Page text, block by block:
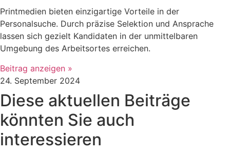
Printmedien bieten einzigartige Vorteile in der
Personalsuche. Durch präzise Selektion und Ansprache
lassen sich gezielt Kandidaten in der unmittelbaren
Umgebung des Arbeitsortes erreichen.
Beitrag anzeigen »
24. September 2024
Diese aktuellen Beiträge
könnten Sie auch
interessieren